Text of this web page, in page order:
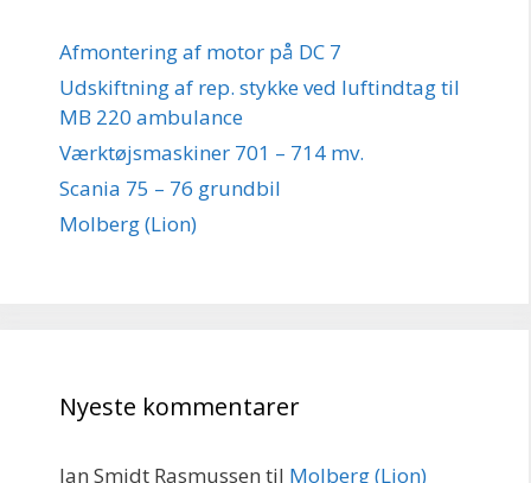
Afmontering af motor på DC 7
Udskiftning af rep. stykke ved luftindtag til
MB 220 ambulance
Værktøjsmaskiner 701 – 714 mv.
Scania 75 – 76 grundbil
Molberg (Lion)
Nyeste kommentarer
Jan Smidt Rasmussen til Molberg (Lion)